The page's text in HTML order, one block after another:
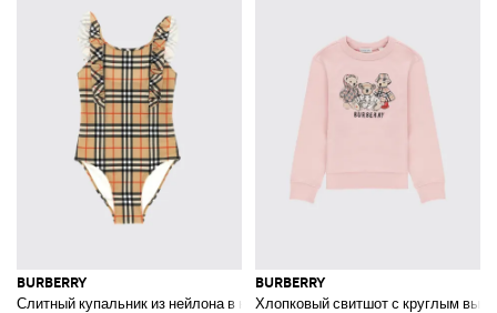
BURBERRY
Слитный купальник из нейлона в клетку
BURBERRY
Хлопковый свитшот с круглым